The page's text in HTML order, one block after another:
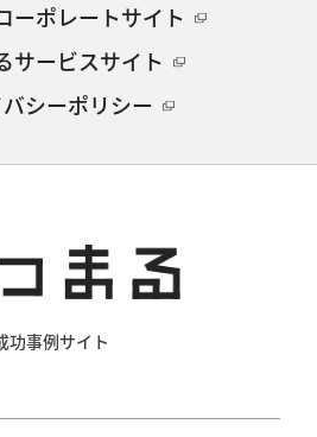
ーポレートサイト
サービスサイト
シーポリシー
功事例サイト